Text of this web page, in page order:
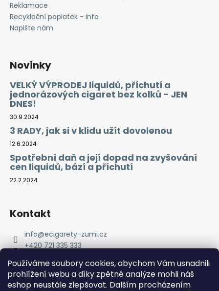
Používáme soubory cookies, abychom Vám usnadnili
prohlížení webu a díky zpětné analýze mohli náš
eshop neustále zlepšovat. Dalším procházením
Reklamace
Recyklační poplatek - info
Napište nám
Novinky
VELKÝ VÝPRODEJ liquidů, příchutí a
jednorázových cigaret bez kolků - JEN
DNES!
30.9.2024
3 RADY, jak si v klidu užít dovolenou
12.6.2024
Spotřební daň a její dopad na zvyšování
cen liquidů, bází a příchutí
22.2.2024
Kontakt
info@ecigarety-zumi.cz
+420 721 335 333